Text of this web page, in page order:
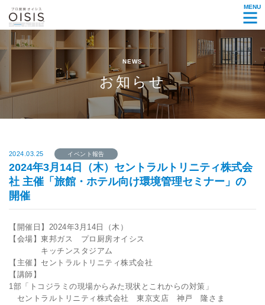
MENU
NEWS
お知らせ
2024.03.25 イベント報告
2024年3月14日（木）セントラルトリニティ株式会
社 主催「旅館・ホテル向け環境管理セミナー」の
開催
【開催日】2024年3月14日（木）
【会場】東邦ガス プロ厨房オイシス
キッチンスタジアム
【主催】セントラルトリニティ株式会社
【講師】
1部「トコジラミの現場からみた現状とこれからの対策」
セントラルトリニティ株式会社 東京支店 神戸 隆さま